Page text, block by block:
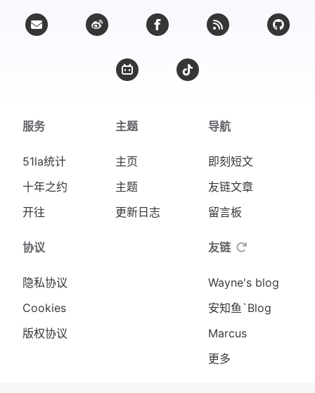
服务
51la统计
十年之约
开往
主题
主页
主题
更新日志
导航
即刻短文
友链文章
留言板
协议
隐私协议
Cookies
版权协议
友链
Wayne's blog
安知鱼`Blog
Marcus
更多